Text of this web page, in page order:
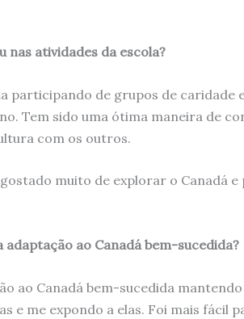
nas atividades da escola?
participando de grupos de caridade
Tem sido uma ótima maneira de
com os outros.
muito de explorar o Canadá
ao Canadá bem-sucedida?
ao Canadá bem-sucedida
e me expondo a elas. Foi mais fácil